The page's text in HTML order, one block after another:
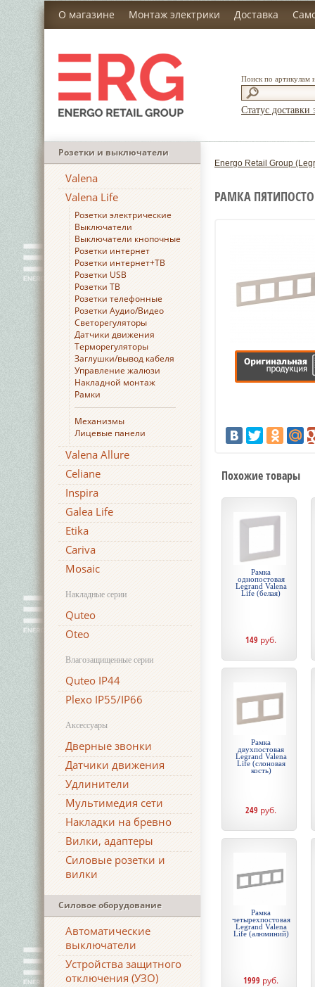
О магазине Монтаж электрики Доставка
Поиск по артикулам
Статус доставки
Розетки и выключатели
Valena
Valena Life
Розетки электрические
Выключатели
Выключатели кнопочные
Розетки интернет
Розетки интернет+ТВ
Розетки USB
Розетки ТВ
Розетки телефонные
Розетки Аудио/Видео
Светорегуляторы
Датчики движения
Терморегуляторы
Заглушки/вывод кабеля
Управление жалюзи
Накладной монтаж
Рамки
Механизмы
Лицевые панели
Valena Allure
Celiane
Inspira
Galea Life
Etika
Cariva
Mosaic
Накладные серии
Quteo
Oteo
Влагозащищенные серии
Quteo IP44
Plexo IP55/IP66
Аксессуары
Дверные звонки
Датчики движения
Удлинители
Мультимедия сети
Накладки на бревно
Вилки, адаптеры
Силовые розетки и
вилки
Силовое оборудование
Автоматические
выключатели
Устройства защитного
отключения (УЗО)
Energo Retail Group
РАМКА
Похожие товары
Рамка
однопостовая
Legrand Valena
Life (белая)
149 руб.
Рамка
двухпостовая
Legrand Valena
Life (слоновая
кость)
249 руб.
Рамка
четырехпостовая
Legrand Valena
Life (алюминий)
1999 руб.